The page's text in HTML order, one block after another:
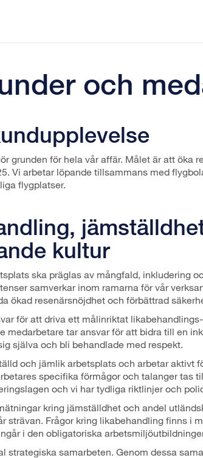
och
grunden för hela vår affär. Målet är att öka
Vi arbetar löpande tillsammans med
flygplatser.
kultur
ska präglas av mångfald, inkludering
samverkar inom ramarna för vår
ökad resenärsnöjdhet och förbättrad
för att driva ett målinriktat
medarbetare tar ansvar för att bidra till en
själva och bli behandlade med respekt.
och jämlik arbetsplats och arbetar aktivt
specifika förmågor och talanger tas
och vi har tydliga riktlinjer och
kring jämställdhet och andel
strävan. Frågor kring likabehandling finns i
i den obligatoriska
strategiska samarbeten. Genom dessa